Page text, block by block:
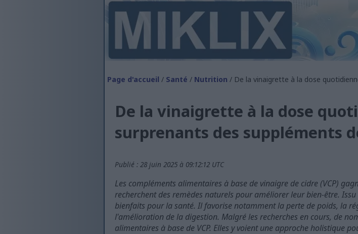
Page d'accueil / Santé / Nutrition / De la vinaigrette à la dose
De la vinaigrette à la dose
surprenants des suppléments
Publié : 28 juin 2025 à 09:12:12 UTC
Les compléments alimentaires à base de vinaigre de cidre (VCP)
recherchent des remèdes naturels pour améliorer leur bien-être.
bienfaits pour la santé. Il favorise notamment la perte de poids, la
l'amélioration de la digestion. Malgré les recherches en cours, de
alimentaires à base de VCP. Elles y voient une approche holistique